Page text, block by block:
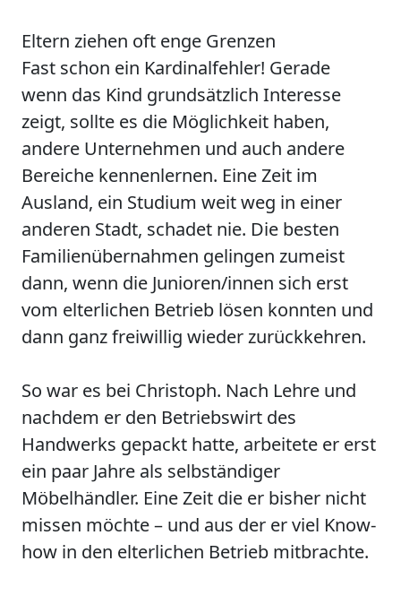
Eltern ziehen oft enge Grenzen
Fast schon ein Kardinalfehler! Gerade
wenn das Kind grundsätzlich Interesse
zeigt, sollte es die Möglichkeit haben,
andere Unternehmen und auch andere
Bereiche kennenlernen. Eine Zeit im
Ausland, ein Studium weit weg in einer
anderen Stadt, schadet nie. Die besten
Familienübernahmen gelingen zumeist
dann, wenn die Junioren/innen sich erst
vom elterlichen Betrieb lösen konnten und
dann ganz freiwillig wieder zurückkehren.
So war es bei Christoph. Nach Lehre und
nachdem er den Betriebswirt des
Handwerks gepackt hatte, arbeitete er erst
ein paar Jahre als selbständiger
Möbelhändler. Eine Zeit die er bisher nicht
missen möchte – und aus der er viel Know-
how in den elterlichen Betrieb mitbrachte.